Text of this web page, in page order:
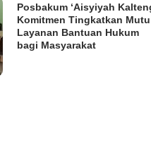
Posbakum ‘Aisyiyah
Komitmen Tingkatkan Mutu
Layanan Bantuan Hukum
bagi Masyarakat